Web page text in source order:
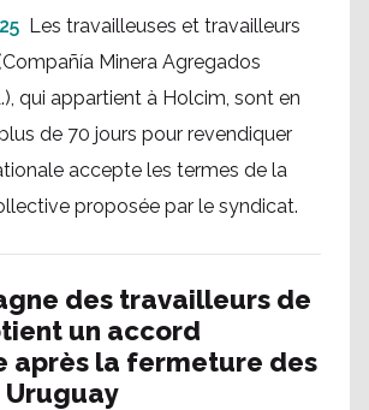
Les travailleuses et travailleurs
Minera Agregados
qui appartient à Holcim, sont en
de 70 jours pour revendiquer
accepte les termes de la
proposée par le syndicat.
des travailleurs de
un accord
après la fermeture des
Uruguay